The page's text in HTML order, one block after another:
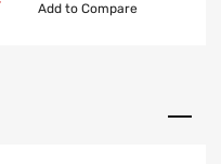
Add to Compare